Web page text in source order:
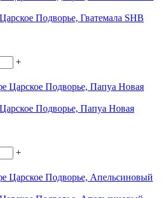
Подворье, Гватемала SHB
+
Подворье, Папуа Новая
+